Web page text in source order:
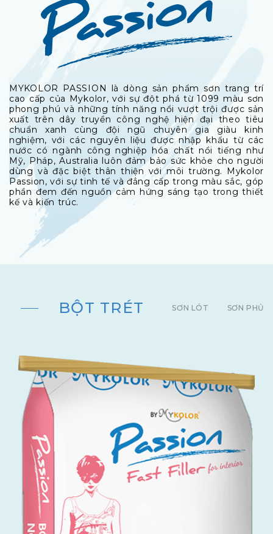
MYKOLOR PASSION là dòng sản phẩm sơn trang trí
cao cấp của Mykolor, với sự đột phá từ 1099 màu sơn
phong phú và những tính năng nổi vượt trội được sản
xuất trên dây truyền công nghệ hiện đại theo tiêu
chuẩn xanh cùng đội ngũ chuyên gia giàu kinh
nghiệm, với các nguyên liệu được nhập khẩu từ các
nước có ngành công nghiệp hóa chất nổi tiếng như
Mỹ, Pháp, Australia luôn đảm bảo sức khỏe cho người
dùng và đặc biệt thân thiện với môi trường. Mykolor
Passion, với sự tinh tế và đẳng cấp trong màu sắc, góp
phần đem đến nguồn cảm hứng sáng tạo trong thiết
kế và kiến trúc.
BỘT TRÉT SƠN LÓT SƠN PHỦ